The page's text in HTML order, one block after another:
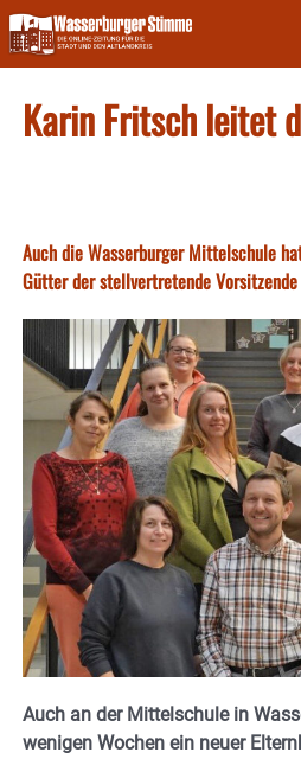
Skip
to
content
Karin Fritsch leitet
Auch die Wasserburger Mittelschule
Gütter der stellvertretende Vorsitzende
Auch an der Mittelschule in
wenigen Wochen ein neuer